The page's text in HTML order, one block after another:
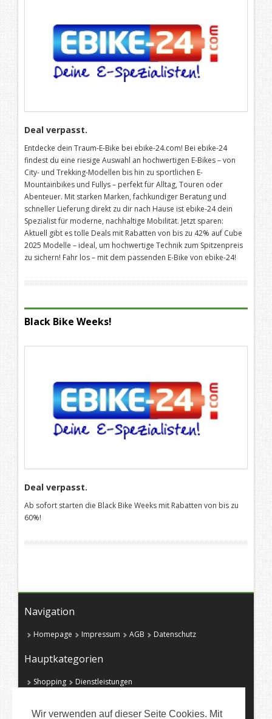
Wir verwenden auf dieser Seite Cookies. Mit
Deal verpasst.
Entdecke dein Traum-E-Bike bei ebike-24.com! Bei ebike-24
findest du eine riesige Auswahl an hochwertigen E-Bikes – von
City- und Trekking-Modellen bis hin zu sportlichen E-
Mountainbikes und Fullys – perfekt für Alltag, Touren oder
Abenteuer. Mit starken Marken, fachkundiger Beratung und
schneller Lieferung direkt zu dir nach Hause ist ebike-24 dein
Spezialist für moderne, nachhaltige Mobilität. Jetzt sparen:
Aktuell gibt es tolle Deals mit Rabatten von bis zu 42% auf Cube
2025 Modelle – ideal, um hochwertige Technik zum Spitzenpreis
zu sichern! Fahr los – mit dem passenden E-Bike von ebike-24!
Black Bike Weeks!
Deal verpasst.
Ab sofort starten die Black Bike Weeks mit Rabatten von bis zu
60%!
Navigation
Homepage Impressum AGB Datenschutz
Hauptkategorien
Shopping
Dienstleistungen